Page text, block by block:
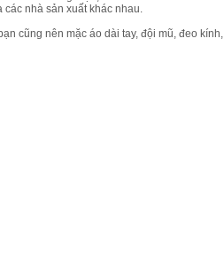
nhà sản xuất khác nhau.
cũng nên mặc áo dài tay, đội mũ, đeo kính,